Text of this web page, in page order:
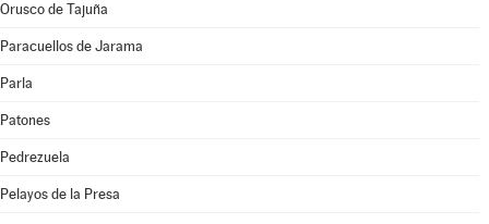
Orusco de Tajuña
Paracuellos de Jarama
Parla
Patones
Pedrezuela
Pelayos de la Presa